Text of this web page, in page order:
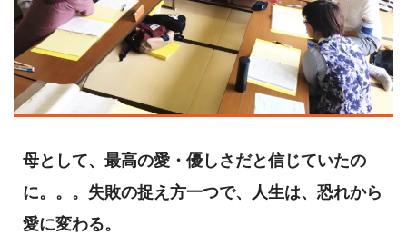
母として、最高の愛・優しさだと信じていたの
に。。。失敗の捉え方一つで、人生は、恐れから
愛に変わる。